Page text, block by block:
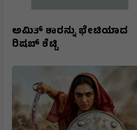
ಅಮಿತ್‌ ಶಾರನ್ನು ಭೇಟಿಯಾದ
ರಿಷಬ್‌ ಶೆಟ್ಟಿ